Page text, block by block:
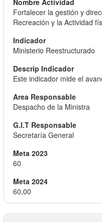
Fortalecer la gestión y
Recreación y la Actividad
Ministerio Reestructurado
Este indicador mide el
Despacho de la Ministra
Secretaría General
60
60,00